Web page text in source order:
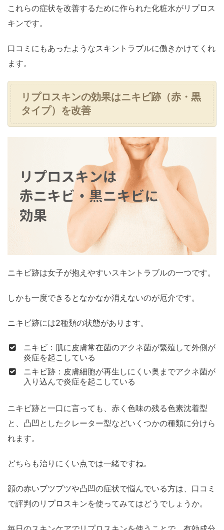
これらの症状を改善するために作られた化粧水がリプロス
キンです。
口コミにもあったようなスキントラブルに働きかけてくれ
ます。
リプロスキンの効果はニキビ跡（赤・黒
タイプ）を改善
ニキビ跡は女子が抱えやすいスキントラブルの一つです。
しかも一度できるとなかなか消えないのが厄介です。
ニキビ跡には2種類の状態があります。
ニキビ：肌に皮膚常在菌のアクネ菌が繁殖して外側が
炎症を起こしている
ニキビ跡：皮膚細胞が再生しにくい奥までアクネ菌が
入り込んで炎症を起こしている
ニキビ跡と一口に言っても、赤く色味の残る色素沈着型
と、凸凹としたクレーター型などいくつかの種類に分けら
れます。
どちらも治りにくい点では一緒ですね。
顔の赤いブツブツや凸凹の症状で悩んでいる方は、口コミ
で評判のリプロスキンを使ってみてはどうでしょうか。